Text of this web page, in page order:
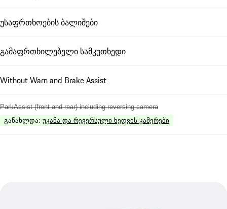
უსაფრთხოების ბალიშები
გამაფრთხილებელი სამკუთხედი
Without Warn and Brake Assist
ParkAssist (front and rear) including reversing camera
განახლდა: უკანა და რევერსული ხედვის კამერები